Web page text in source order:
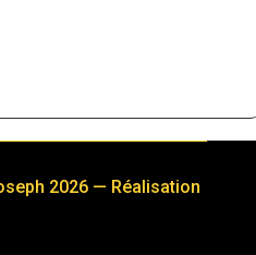
2026 — Réalisation